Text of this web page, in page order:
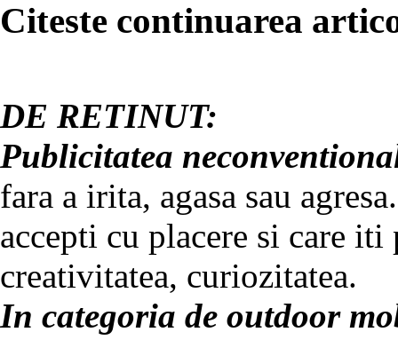
Citeste continuarea
DE RETINUT:
Publicitatea
fara a irita, agasa sau
accepti cu placere si care
creativitatea, curiozitatea.
In categoria de outdoor